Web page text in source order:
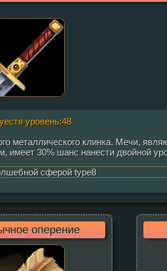
уровень:48
металлического клинка. Мечи,
30% шанс нанести двойной
оперение